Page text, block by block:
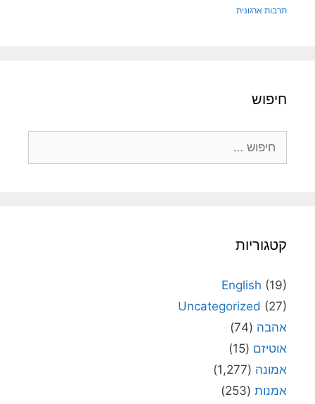
תרבות ארגונית
חיפוש
קטגוריות
English (19)
Uncategorized (27)
אהבה (74)
אוטיזם (15)
אמונה (1,277)
אמנות (253)